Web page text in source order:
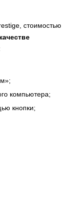
стоимостью
компьютера;
кнопки;